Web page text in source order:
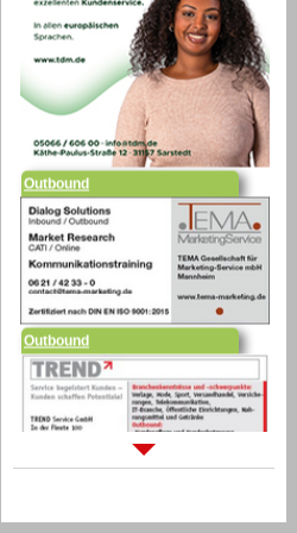
Outbound
Outbound
Sprachdialogsysteme u. Ki/